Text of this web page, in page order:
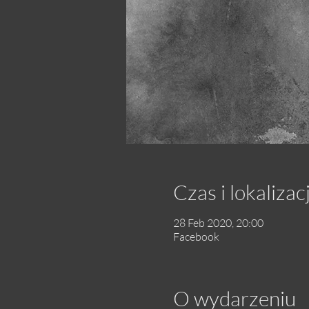
Czas i
28 Feb 2020, 20:00
Facebook
O wydarzeniu